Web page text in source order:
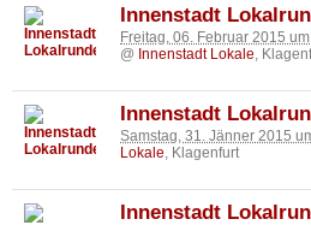
Innenstadt
Freitag, 06. Februar 2015
@ Innenstadt Lokale,
Innenstadt
Samstag, 31. Jänner 2015
Lokale, Klagenfurt
Innenstadt